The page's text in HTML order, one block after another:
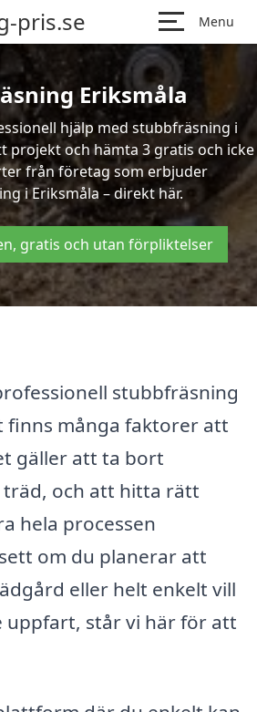
pris.se Menu
Eriksmåla
hjälp med stubbfräsning i
projekt och hämta 3 gratis och icke
från företag som erbjuder
i Eriksmåla – direkt här.
gratis och utan förpliktelser
stubbfräsning
finns många faktorer att
gäller att ta bort
och att hitta rätt
hela processen
om du planerar att
eller helt enkelt vill
uppfart, står vi här för att